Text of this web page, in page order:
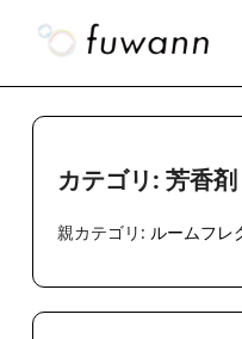
カテゴリ: 芳香剤
親カテゴリ: ルームフレ